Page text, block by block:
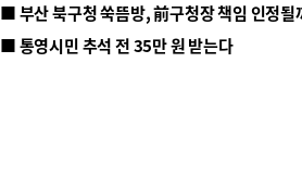
■ 부산 북구청 쑥뜸방, 前구청장 책임 인정될
■ 통영시민 추석 전 35만 원 받는다